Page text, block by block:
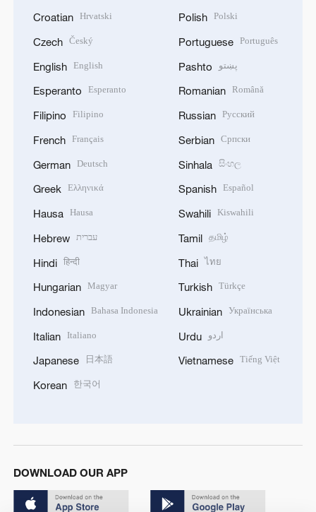
Croatian Hrvatski
Czech Český
English English
Esperanto Esperanto
Filipino Filipino
French Français
German Deutsch
Greek Ελληνικά
Hausa Hausa
Hebrew עברית
Hindi हिन्दी
Hungarian Magyar
Indonesian Bahasa Indonesia
Italian Italiano
Japanese 日本語
Korean 한국어
Polish Polski
Portuguese Português
Pashto پښتو
Romanian Română
Russian Русский
Serbian Српски
Sinhala සිංහල
Spanish Español
Swahili Kiswahili
Tamil தமிழ்
Thai ไทย
Turkish Türkçe
Ukrainian Українська
Urdu اردو
Vietnamese Tiếng Việt
DOWNLOAD OUR APP